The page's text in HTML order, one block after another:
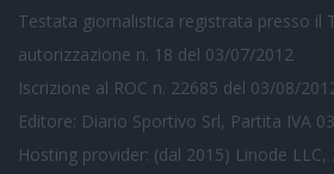
Testata giornalistica registrata presso il
autorizzazione n. 18 del 03/07/2012
Iscrizione al ROC n. 22685 del 03/08/
Editore: Diario Sportivo Srl, Partita IVA
Hosting provider: (dal 2015) Linode LLC,